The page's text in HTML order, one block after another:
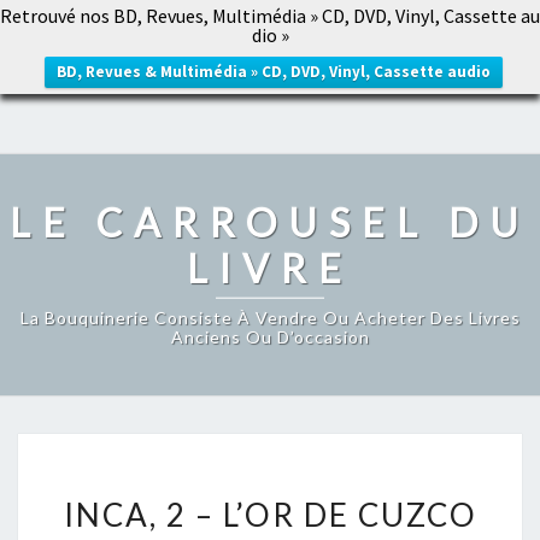
Retrouvé nos BD, Revues, Multimédia » CD, DVD, Vinyl, Cassette au
dio »
BD, Revues & Multimédia » CD, DVD, Vinyl, Cassette audio
LE CARROUSEL DU LIVRE
LE CARROUSEL DU
LIVRE
La Bouquinerie Consiste À Vendre Ou Acheter Des Livres
Anciens Ou D’occasion
2
INCA, 2 – L’OR DE CUZCO